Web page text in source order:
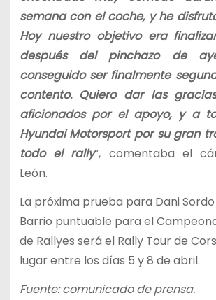
semana con el coche, y he
Hoy nuestro objetivo era
después del pinchazo de
conseguido ser finalmente
contento. Quiero dar las
aficionados por el apoyo, y a
Hyundai Motorsport por su gran
todo el rally”, comentaba el
León.
La próxima prueba para Dani
Barrio puntuable para el
de Rallyes será el Rally Tour de
lugar entre los días 5 y 8 de abril.
Fuente: comunicado de prensa.